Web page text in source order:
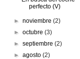
perfecto (V)
►noviembre(2)
►octubre(3)
►septiembre(2)
►agosto(2)